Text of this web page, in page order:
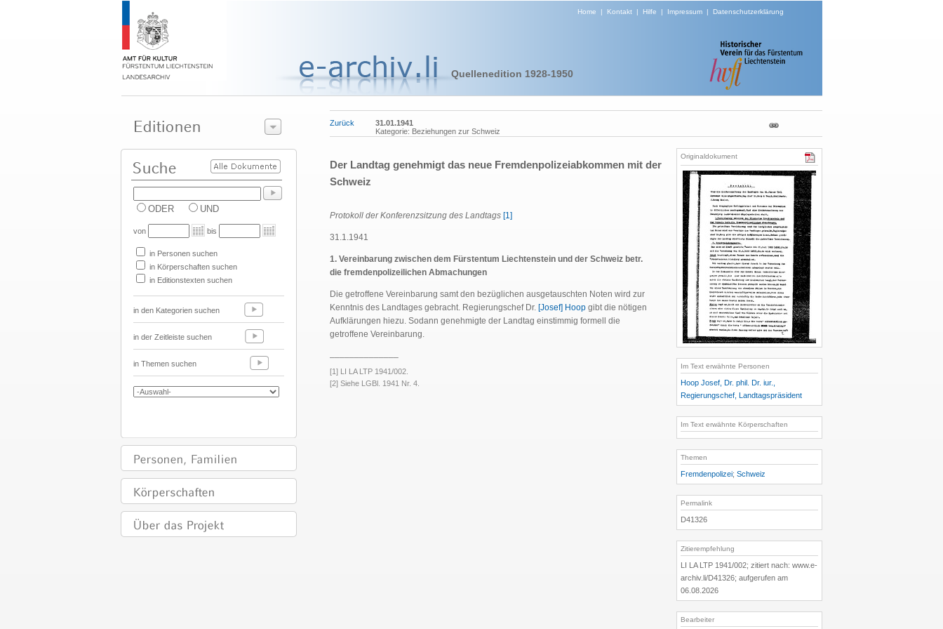
Home | Kontakt| Hilfe | Impressum| Datenschutzerklärung
Quellenedition 1928-1950
ODER UND
von bis
in Personen suchen
in Körperschaften suchen
in Editionstexten suchen
in den Kategorien suchen
in der Zeitleiste suchen
in Themen suchen
Zurück
31.01.1941
Kategorie: Beziehungen zur Schweiz
Der Landtag genehmigt das neue Fremdenpolizeiabkommen mit der
Schweiz
Protokoll der Konferenzsitzung des Landtags [1]
31.1.1941
1. Vereinbarung zwischen dem Fürstentum Liechtenstein und der Schweiz betr.
die fremdenpolizeilichen Abmachungen
Die getroffene Vereinbarung samt den bezüglichen ausgetauschten Noten wird zur
Kenntnis des Landtages gebracht. Regierungschef Dr. [Josef] Hoop gibt die nötigen
Aufklärungen hiezu. Sodann genehmigte der Landtag einstimmig formell die
getroffene Vereinbarung.
[1] LI LA LTP 1941/002.
[2] Siehe LGBl. 1941 Nr. 4.
Originaldokument
Im Text erwähnte Personen
Hoop Josef, Dr. phil. Dr. iur.,
Regierungschef, Landtagspräsident
Im Text erwähnte Körperschaften
Themen
Fremdenpolizei; Schweiz
Permalink
D41326
Zitierempfehlung
LI LA LTP 1941/002; zitiert nach: www.e-
archiv.li/D41326; aufgerufen am
06.08.2026
Bearbeiter